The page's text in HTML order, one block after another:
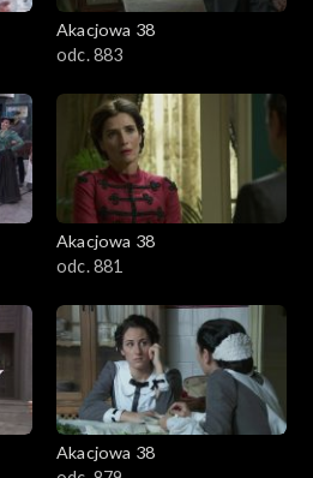
Akacjowa 38
odc. 883
Akacjowa 38
odc. 881
Akacjowa 38